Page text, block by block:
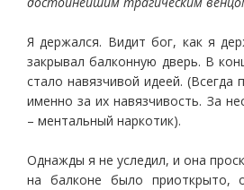
Я держался. Видит бог, как я
закрывал балконную дверь. В
стало навязчивой идеей. (Всегда
именно за их навязчивость. За
– ментальный наркотик).
Однажды я не уследил, и она
на балконе было приоткрыто,